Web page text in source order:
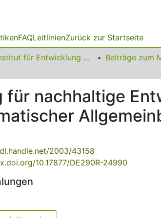
FAQLeitlinienZurück zur Startseite
Institut für Entwicklung und Erforschung des Mathematikunterrichts
nachhaltige
2003/43158
10.17877/DE290R-24990